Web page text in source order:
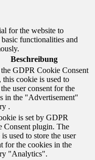
for the website to
functionalities and
Beschreibung
the GDPR Cookie Consent
this cookie is used to
user consent for the
in the "Advertisement"
.
is set by GDPR
Consent plugin. The
used to store the user
for the cookies in the
"Analytics".